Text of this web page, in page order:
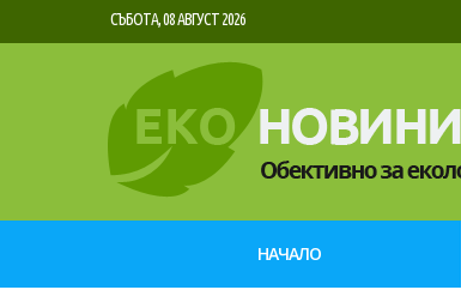
СЪБОТА, 08 АВГУСТ 2026
НАЧАЛО